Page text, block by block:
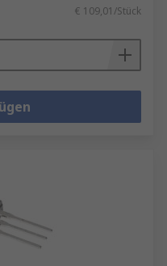
€ 109,01/Stück